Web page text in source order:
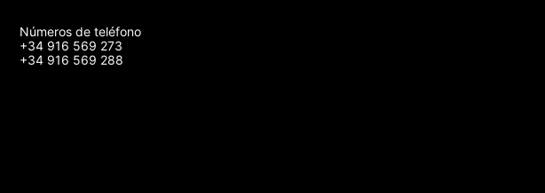
Números de teléfono
+34 916 569 273
+34 916 569 288